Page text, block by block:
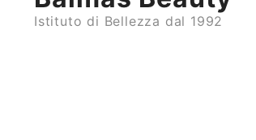
Istituto di Bellezza dal 1992